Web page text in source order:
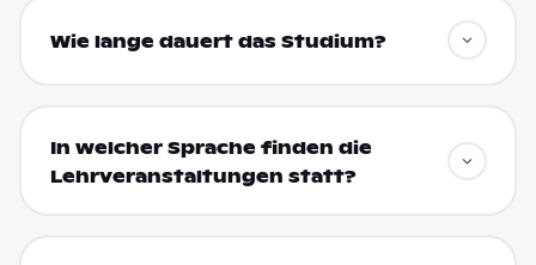
Wie lange dauert das Studium?
In welcher Sprache finden die
Lehrveranstaltungen statt?